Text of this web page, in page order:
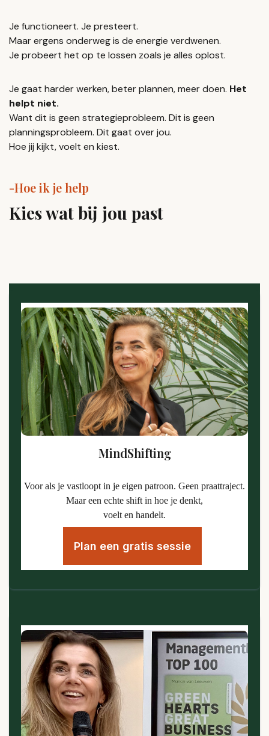
Je functioneert. Je presteert.
Maar ergens onderweg is de energie verdwenen.
Je probeert het op te lossen zoals je alles oplost.
Je gaat harder werken, beter plannen, meer doen. Het
helpt niet.
Want dit is geen strategieprobleem. Dit is geen
planningsprobleem. Dit gaat over jou.
Hoe jij kijkt, voelt en kiest.
-Hoe ik je help
Kies wat bij jou past
MindShifting
Voor als je vastloopt in je eigen patroon. Geen praattraject.
Maar een echte shift in hoe je denkt,
voelt en handelt.
Plan een gratis sessie